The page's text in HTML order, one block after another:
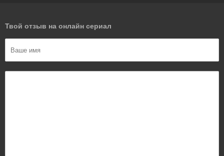
Твой отзыв на онлайн сериал